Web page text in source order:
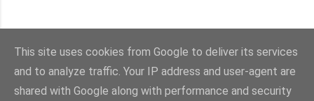
44616
This site uses cookies from Google to deliver its services
and to analyze traffic. Your IP address and user-agent are
shared with Google along with performance and security